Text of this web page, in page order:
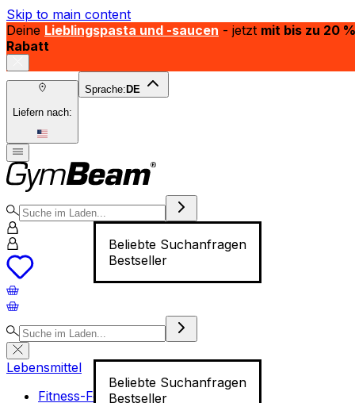
Skip to main content
Deine Lieblingspasta und -saucen - jetzt mit bis zu 20 %
Rabatt
Liefern nach:
Sprache: DE
Beliebte Suchanfragen
Bestseller
Beliebte Suchanfragen
Bestseller
Lebensmittel
Fitness-Food